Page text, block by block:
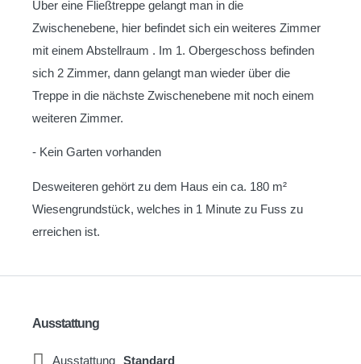
Über eine Fließtreppe gelangt man in die
Zwischenebene, hier befindet sich ein weiteres Zimmer
mit einem Abstellraum . Im 1. Obergeschoss befinden
sich 2 Zimmer, dann gelangt man wieder über die
Treppe in die nächste Zwischenebene mit noch einem
weiteren Zimmer.
- Kein Garten vorhanden
Desweiteren gehört zu dem Haus ein ca. 180 m²
Wiesengrundstück, welches in 1 Minute zu Fuss zu
erreichen ist.
Ausstattung
Ausstattung Standard